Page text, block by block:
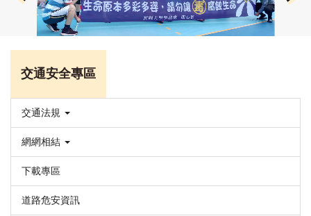
交通安全專區
交通法規
網網相結
下載專區
道路危安資訊